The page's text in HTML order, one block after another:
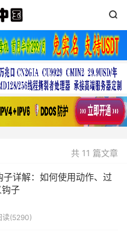

共 11 篇文章
详解：如何使用动作、过
子
读(5290)